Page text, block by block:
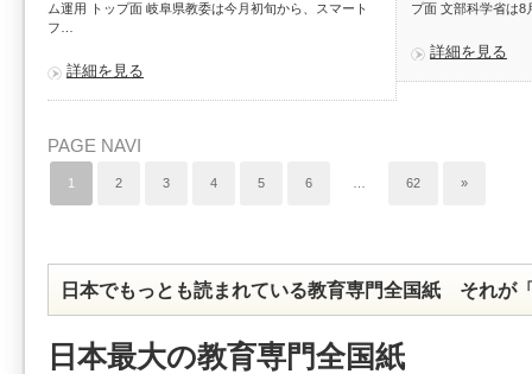
ム運用 トップ面 岐阜県教委は今月初旬から、スマート
フ…
詳細を見る
プ面 文部科学省は
詳細を見る
PAGE NAVI
1 2 3 4 5 6 62 »
日本でもっとも読まれている教育専門全国紙 それが
日本最大の教育専門全国紙